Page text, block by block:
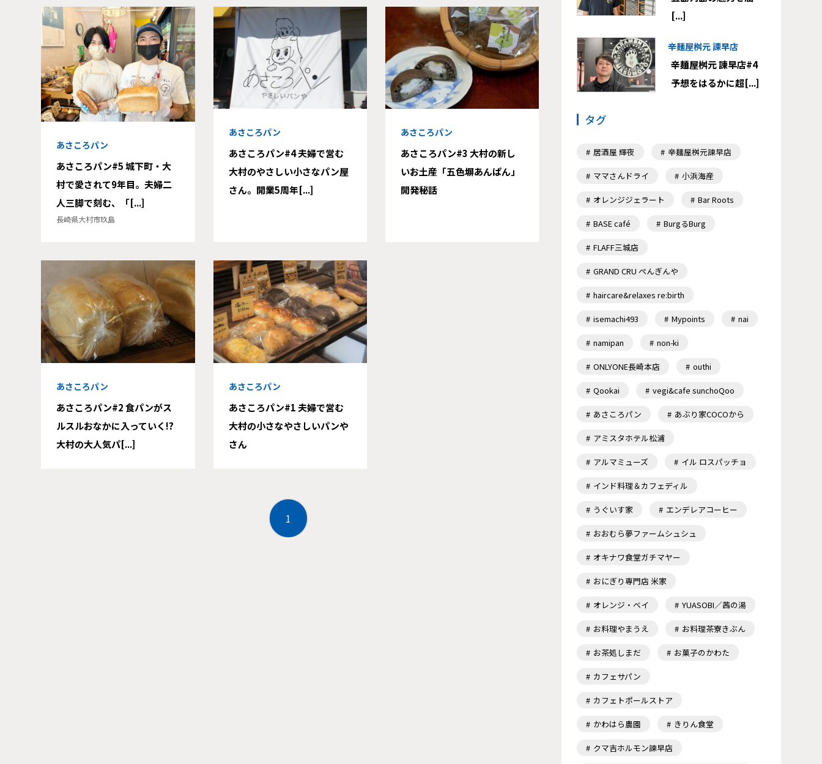
あさころパン
あさころパン#5 城下町・大
村で愛されて9年目。夫婦二
人三脚で刻む、「[...]
長崎県大村市玖島
あさころパン
あさころパン#4 夫婦で営む
大村のやさしい小さなパン屋
さん。開業5周年[...]
あさころパン
あさころパン#3 大村の新し
いお土産「五色塀あんぱん」
開発秘話
あさころパン
あさころパン#2 食パンがス
ルスルおなかに入っていく!?
大村の大人気パ[...]
あさころパン
あさころパン#1 夫婦で営む
大村の小さなやさしいパンや
さん
1
[...]
辛麺屋桝元 諫早店
辛麺屋桝元 諫早店#4
予想をはるかに超[...]
タグ
居酒屋 輝夜 辛麺屋桝元諫早店
ママさんドライ 小浜海産
オレンジジェラート Bar Roots
BASE café BurgるBurg
FLAFF三城店
GRAND CRU ぺんぎんや
haircare&relaxes re:birth
isemachi493 Mypoints nai
namipan non-ki
ONLYONE長崎本店 outhi
Qookai vegi&cafe sunchoQoo
あさころパン あぶり家COCOから
アミスタホテル松浦
アルマミューズ イル ロスパッチョ
インド料理＆カフェディル
うぐいす家 エンデレアコーヒー
おおむら夢ファームシュシュ
オキナワ食堂ガチマヤー
おにぎり専門店 米家
オレンジ・ベイ YUASOBI／茜の湯
お料理やまうえ お料理茶寮きぶん
お茶処しまだ お菓子のかわた
カフェサパン
カフェトポールストア
かわはら農園 きりん食堂
クマ吉ホルモン諫早店